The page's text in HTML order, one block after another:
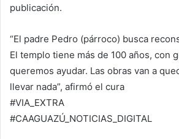
publicación.
“El padre Pedro (párroco) busca
El templo tiene más de 100 años, con
queremos ayudar. Las obras van a
llevar nada”, afirmó el cura
#VIA_EXTRA
#CAAGUAZÚ_NOTICIAS_DIGITAL